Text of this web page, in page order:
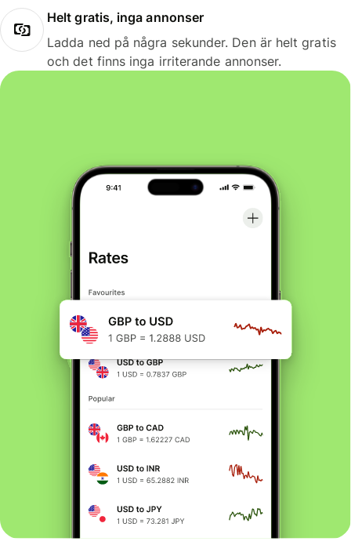
Helt gratis, inga annonser
Ladda ned på några sekunder. Den är helt gratis
och det finns inga irriterande annonser.